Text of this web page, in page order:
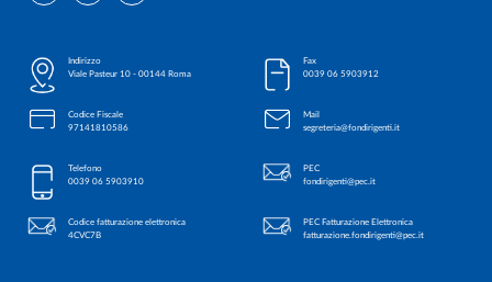
Indirizzo
Viale Pasteur 10 - 00144 Roma
Codice Fiscale
97141810586
Telefono
0039 06 5903910
Codice fatturazione elettronica
4CVC7B
Fax
0039 06 5903912
Mail
segreteria@fondirigenti.it
PEC
fondirigenti@pec.it
PEC Fatturazione Elettronica
fatturazione.fondirigenti@pec.it